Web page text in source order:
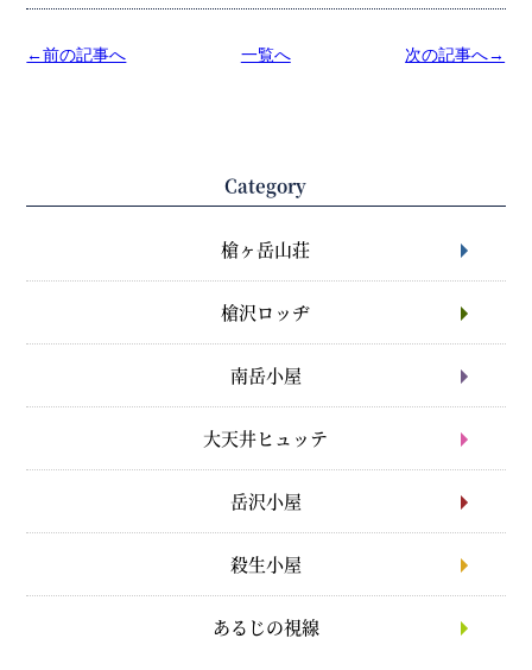
←前の記事へ 一覧へ 次の記事へ→
Category
槍ヶ岳山荘
槍沢ロッヂ
南岳小屋
大天井ヒュッテ
岳沢小屋
殺生小屋
あるじの視線